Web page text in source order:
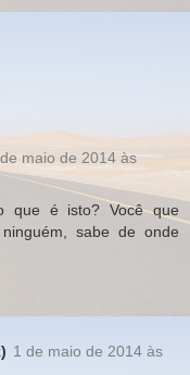
maio de 2014 às
que é isto? Você que
sabe de onde
1 de maio de 2014 às